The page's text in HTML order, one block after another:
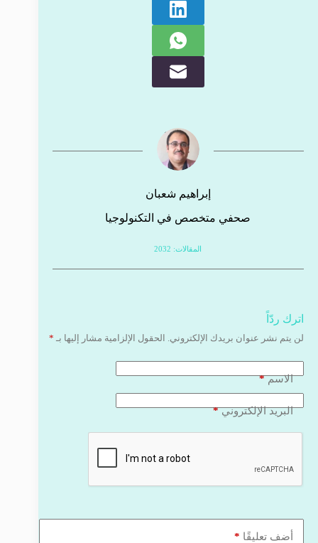
إبراهيم شعبان
صحفي متخصص في التكنولوجيا
المقالات: 2032
اترك ردّاً
لن يتم نشر عنوان بريدك الإلكتروني. الحقول الإلزامية مشار إليها بـ *
الاسم*
البريد الإلكتروني*
أضف تعليقًا *